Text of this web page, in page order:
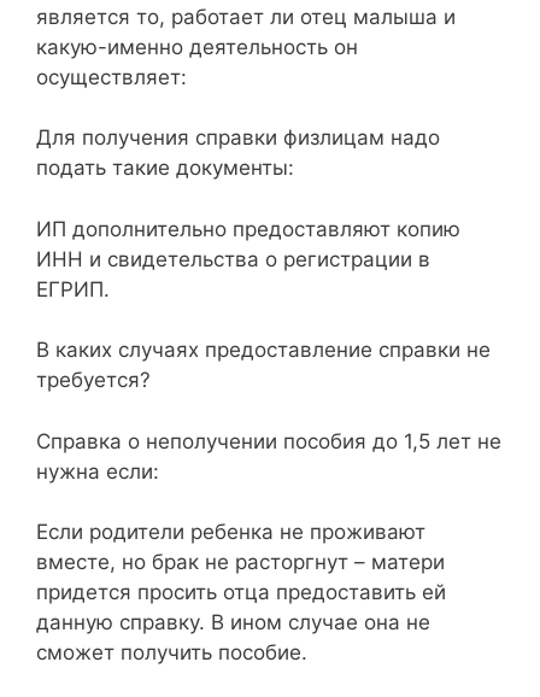
является то, работает ли отец малыша и
какую-именно деятельность он
осуществляет:
Для получения справки физлицам надо
подать такие документы:
ИП дополнительно предоставляют копию
ИНН и свидетельства о регистрации в
ЕГРИП.
В каких случаях предоставление справки не
требуется?
Справка о неполучении пособия до 1,5 лет не
нужна если:
Если родители ребенка не проживают
вместе, но брак не расторгнут – матери
придется просить отца предоставить ей
данную справку. В ином случае она не
сможет получить пособие.